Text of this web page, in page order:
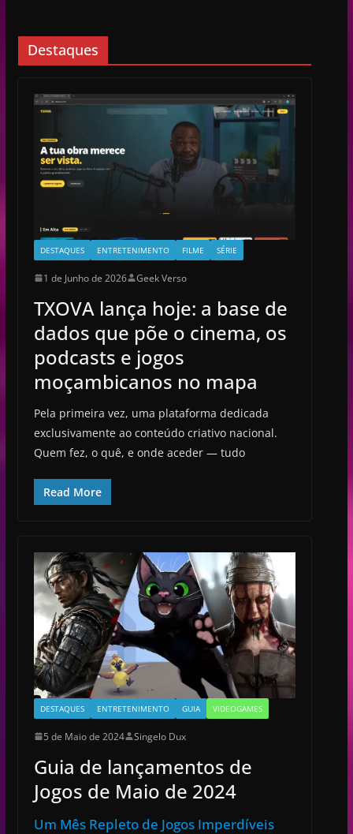
Destaques
DESTAQUES ENTRETENIMENTO FILME SÉRIE
1 de Junho de 2026 Geek Verso
TXOVA lança hoje: a base de
dados que põe o cinema, os
podcasts e jogos
moçambicanos no mapa
Pela primeira vez, uma plataforma dedicada
exclusivamente ao conteúdo criativo nacional.
Quem fez, o quê, e onde aceder — tudo
Read More
DESTAQUES ENTRETENIMENTO GUIA VIDEOGAMES
5 de Maio de 2024 Singelo Dux
Guia de lançamentos de
Jogos de Maio de 2024
Um Mês Repleto de Jogos Imperdíveis